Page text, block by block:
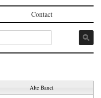
Contact
Alte Banci